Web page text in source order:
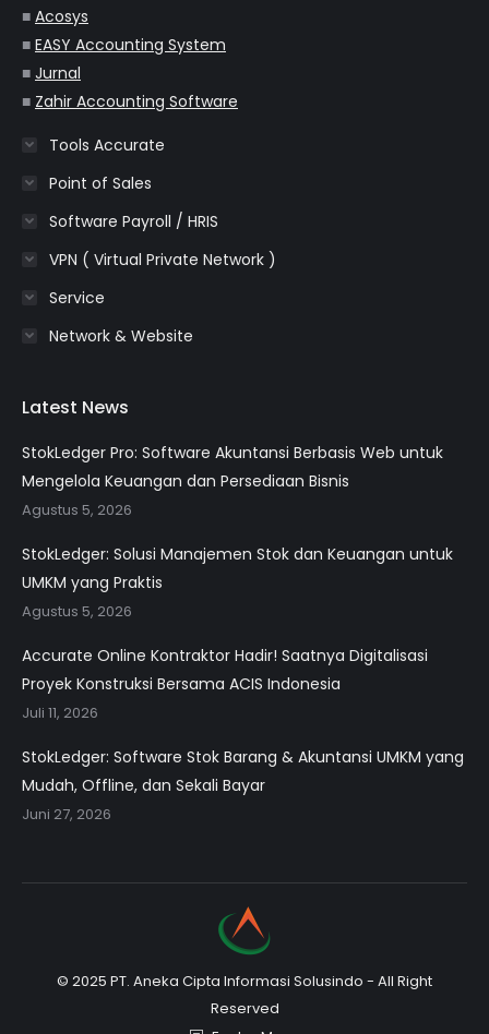
■ Acosys
■ EASY Accounting System
■ Jurnal
■ Zahir Accounting Software
Tools Accurate
Point of Sales
Software Payroll / HRIS
VPN ( Virtual Private Network )
Service
Network & Website
Latest News
StokLedger Pro: Software Akuntansi Berbasis Web untuk
Mengelola Keuangan dan Persediaan Bisnis
Agustus 5, 2026
StokLedger: Solusi Manajemen Stok dan Keuangan untuk
UMKM yang Praktis
Agustus 5, 2026
Accurate Online Kontraktor Hadir! Saatnya Digitalisasi
Proyek Konstruksi Bersama ACIS Indonesia
Juli 11, 2026
StokLedger: Software Stok Barang & Akuntansi UMKM yang
Mudah, Offline, dan Sekali Bayar
Juni 27, 2026
© 2025 PT. Aneka Cipta Informasi Solusindo - All Right
Reserved